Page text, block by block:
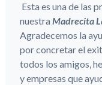
Esta es una de las
nuestra Madrecita
Agradecemos la
por concretar el
todos los amigos,
y empresas que